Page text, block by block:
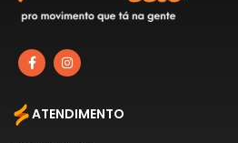
ATENDIMENTO